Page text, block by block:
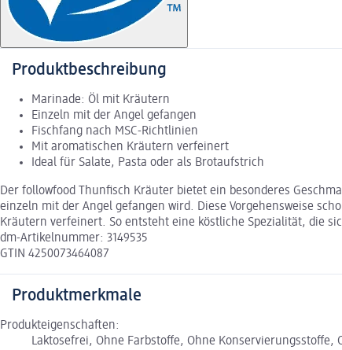
Produktbeschreibung
Marinade: Öl mit Kräutern
Einzeln mit der Angel gefangen
Fischfang nach MSC-Richtlinien
Mit aromatischen Kräutern verfeinert
Ideal für Salate, Pasta oder als Brotaufstrich
Der followfood Thunfisch Kräuter bietet ein besonderes
einzeln mit der Angel gefangen wird. Diese Vorgehensweise
Kräutern verfeinert. So entsteht eine köstliche Spezialität, die
dm-Artikelnummer: 3149535
GTIN 4250073464087
Produktmerkmale
Produkteigenschaften:
Laktosefrei, Ohne Farbstoffe, Ohne Konservierungsstoffe,